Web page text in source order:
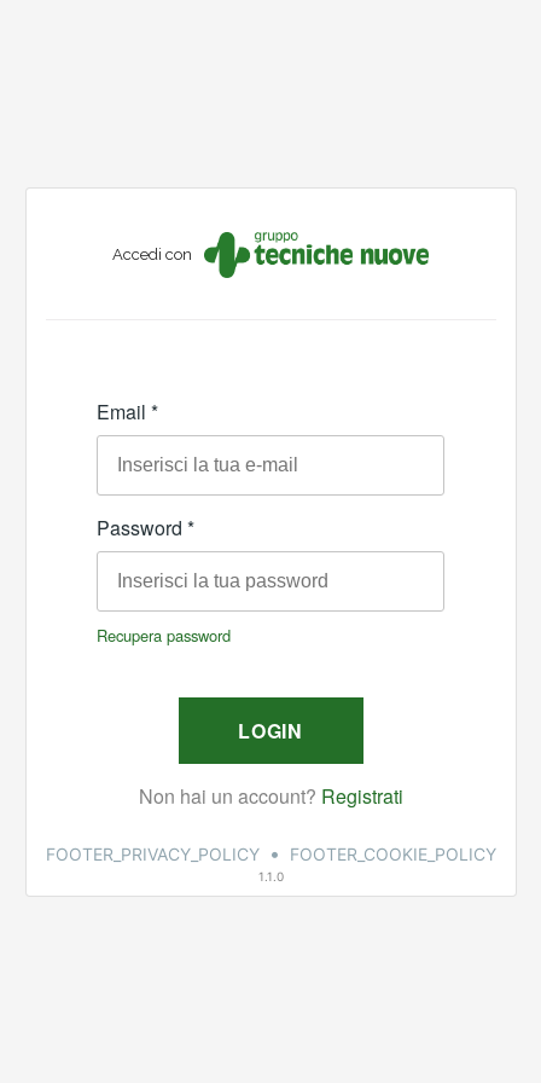
Accedi con
FOOTER_PRIVACY_POLICY • FOOTER_COOKIE_POLICY
1.1.0